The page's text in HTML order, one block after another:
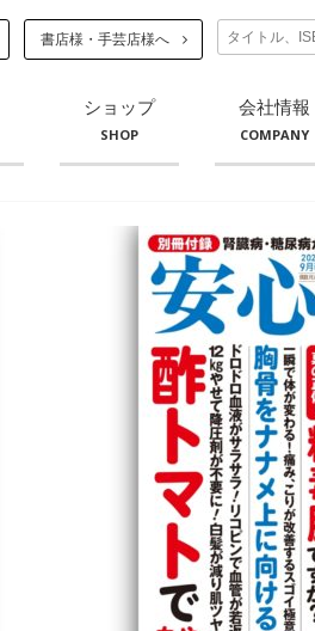
書店様・手芸店様へ
ショップ
SHOP
会社情報
COMPANY